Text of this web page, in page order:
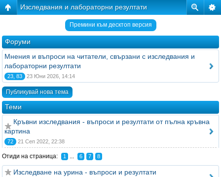
Изследвания и лабораторни резултати
Премини към десктоп версия
Форуми
Мнения и въпроси на читатели, свързани с изследвания и
лабораторни резултати
23, 83 23 Юни 2026, 14:14
Публикувай нова тема
Теми
Кръвни изследвания - въпроси и резултати от пълна кръвна
картина
72 21 Сеп 2022, 22:38
Отиди на страница: 1 ... 6 7 8
Изследване на урина - въпроси и резултати